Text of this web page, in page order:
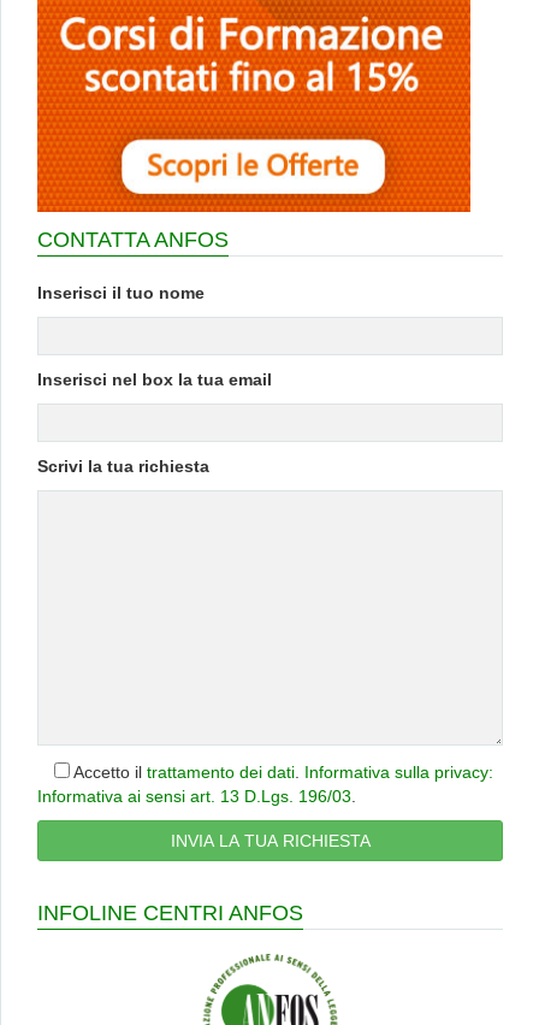
CONTATTA ANFOS
Inserisci il tuo nome
Inserisci nel box la tua email
Scrivi la tua richiesta
Accetto il trattamento dei dati. Informativa sulla privacy:
Informativa ai sensi art. 13 D.Lgs. 196/03.
INFOLINE CENTRI ANFOS